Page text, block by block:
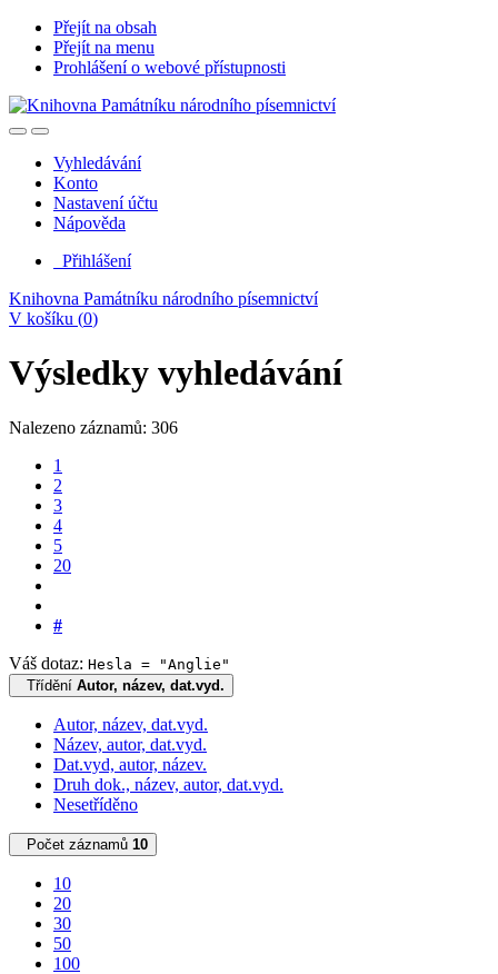
Přejít na obsah
Přejít na menu
Prohlášení o webové přístupnosti
Vyhledávání
Konto
Nastavení účtu
Nápověda
Přihlášení
Knihovna Památníku národního písemnictví
V košíku (0)
Výsledky vyhledávání
Nalezeno záznamů: 306
1
2
3
4
5
20
#
Váš dotaz: Hesla = "Anglie"
Třídění Autor, název, dat.vyd.
Autor, název, dat.vyd.
Název, autor, dat.vyd.
Dat.vyd, autor, název.
Druh dok., název, autor, dat.vyd.
Nesetříděno
Počet záznamů 10
10
20
30
50
100